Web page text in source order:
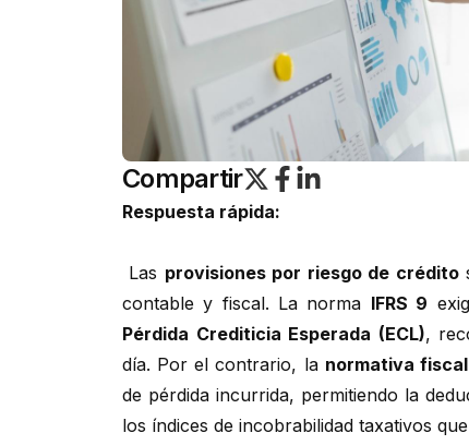
Compartir
Respuesta rápida:
Las provisiones por riesgo de crédito
contable y fiscal. La norma IFRS 9
Pérdida Crediticia Esperada (ECL),
día. Por el contrario, la normativa
de pérdida incurrida, permitiendo la
los índices de incobrabilidad taxativos